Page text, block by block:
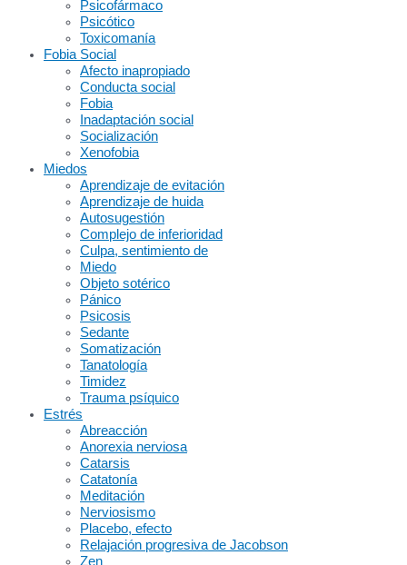
Psicofármaco
Psicótico
Toxicomanía
Fobia Social
Afecto inapropiado
Conducta social
Fobia
Inadaptación social
Socialización
Xenofobia
Miedos
Aprendizaje de evitación
Aprendizaje de huida
Autosugestión
Complejo de inferioridad
Culpa, sentimiento de
Miedo
Objeto sotérico
Pánico
Psicosis
Sedante
Somatización
Tanatología
Timidez
Trauma psíquico
Estrés
Abreacción
Anorexia nerviosa
Catarsis
Catatonía
Meditación
Nerviosismo
Placebo, efecto
Relajación progresiva de Jacobson
Zen